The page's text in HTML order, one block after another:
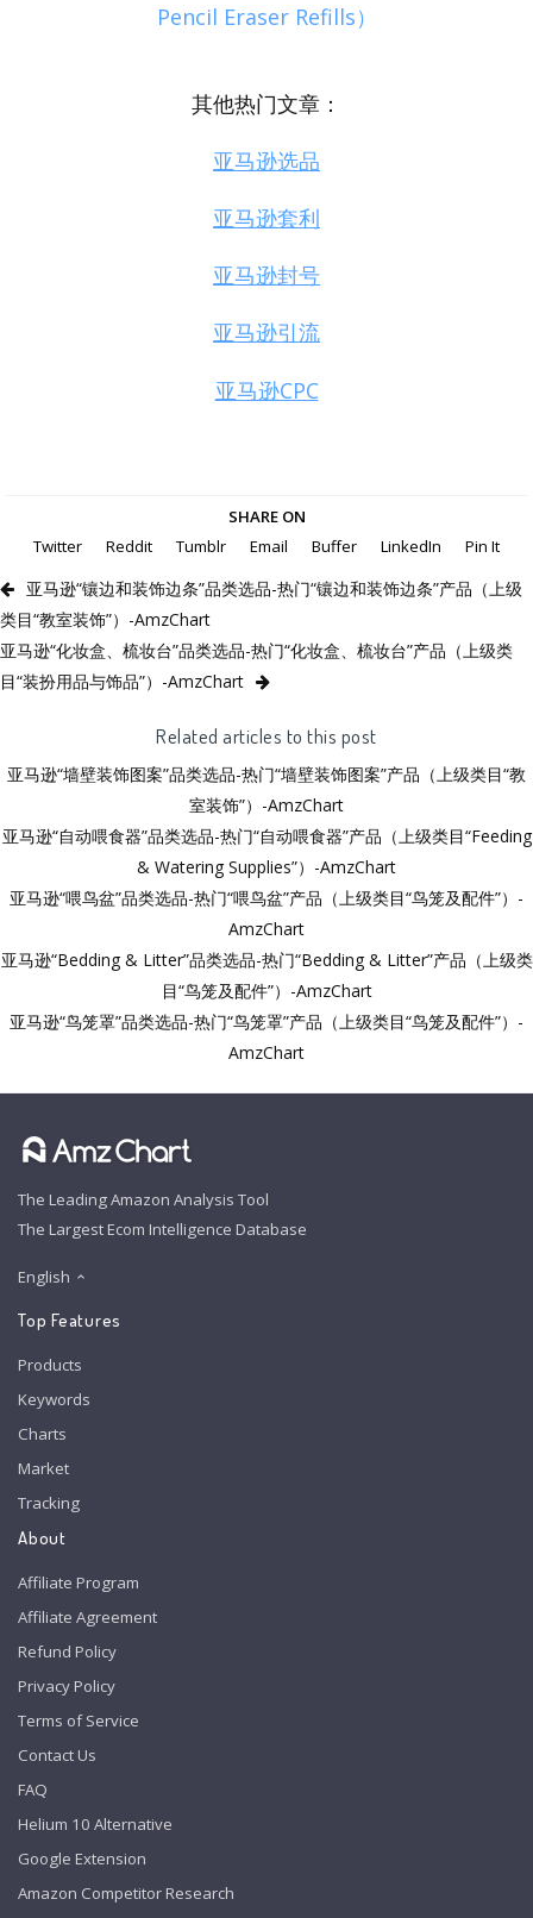
Pencil Eraser Refills）
其他热门文章：
亚马逊选品
亚马逊套利
亚马逊封号
亚马逊引流
亚马逊CPC
SHARE ON
Twitter
Reddit Tumblr Email Buffer LinkedIn Pin It
亚马逊“镶边和装饰边条”品类选品-热门“镶边和装饰边条”产品（上级
类目“教室装饰”）-AmzChart
亚马逊“化妆盒、梳妆台”品类选品-热门“化妆盒、梳妆台”产品（上级类
目“装扮用品与饰品”）-AmzChart
Related articles to this post
亚马逊“墙壁装饰图案”品类选品-热门“墙壁装饰图案”产品（上级类目“教
室装饰”）-AmzChart
亚马逊“自动喂食器”品类选品-热门“自动喂食器”产品（上级类目“Feeding
& Watering Supplies”）-AmzChart
亚马逊“喂鸟盆”品类选品-热门“喂鸟盆”产品（上级类目“鸟笼及配件”）-
AmzChart
亚马逊“Bedding & Litter”品类选品-热门“Bedding & Litter”产品（上级类
目“鸟笼及配件”）-AmzChart
亚马逊“鸟笼罩”品类选品-热门“鸟笼罩”产品（上级类目“鸟笼及配件”）-
AmzChart
The Leading Amazon Analysis Tool
The Largest Ecom Intelligence Database
English
Top Features
Products
Keywords
Charts
Market
Tracking
About
Affiliate Program
Affiliate Agreement
Refund Policy
Privacy Policy
Terms of Service
Contact Us
FAQ
Helium 10 Alternative
Google Extension
Amazon Competitor Research